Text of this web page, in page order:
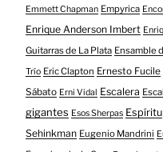
Emmett Chapman Empyrica
Enrique Anderson Imbert
Guitarras de La Plata Ensamble
Trío Eric Clapton Ernesto Fucile
Sábato Erni Vidal Escalera
gigantes Esos Sherpas Espíritu
Sehinkman Eugenio Mandrini